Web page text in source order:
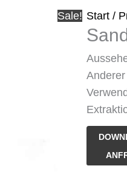
Sale! Start /